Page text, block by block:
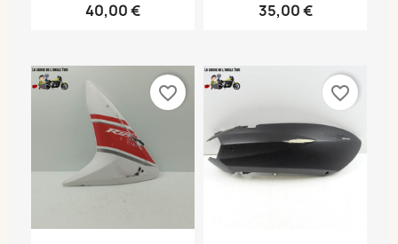
40,00 € 35,00 €
favorite_border favorite_border